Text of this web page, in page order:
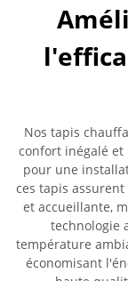
Nos tapis
confort inégalé et
pour une
ces tapis
et accueillante,
technologie
température
économisant